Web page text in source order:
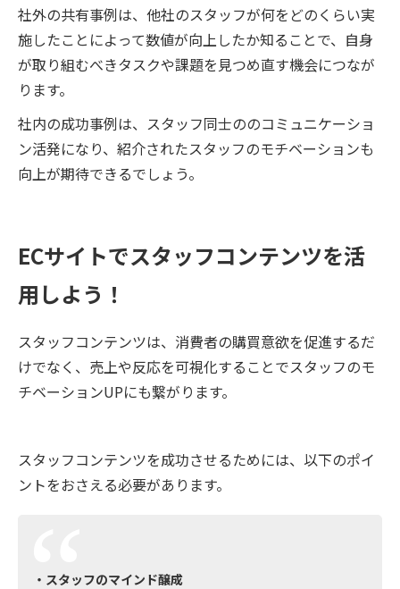
社外の共有事例は、他社のスタッフが何をどのくらい実
施したことによって数値が向上したか知ることで、自身
が取り組むべきタスクや課題を見つめ直す機会につなが
ります。
社内の成功事例は、スタッフ同士ののコミュニケーショ
ン活発になり、紹介されたスタッフのモチベーションも
向上が期待できるでしょう。
ECサイトでスタッフコンテンツを活
用しよう！
スタッフコンテンツは、消費者の購買意欲を促進するだ
けでなく、売上や反応を可視化することでスタッフのモ
チベーションUPにも繋がります。
スタッフコンテンツを成功させるためには、以下のポイ
ントをおさえる必要があります。
・スタッフのマインド醸成